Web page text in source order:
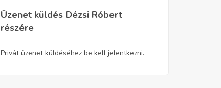
Üzenet küldés Dézsi Róbert
részére
Privát üzenet küldéséhez be kell jelentkezni.